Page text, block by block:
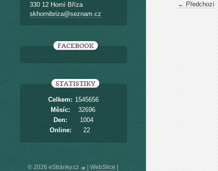
← Předchozí
330 12 Horní Bříza
skhornibriza@seznam.cz
FACEBOOK
STATISTIKY
Online: 22
Celkem: 1545656
Měsíc:
32696
Den:
1004
© 2026 eStránky.cz WebSlice